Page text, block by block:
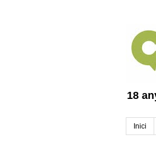
18
Inici